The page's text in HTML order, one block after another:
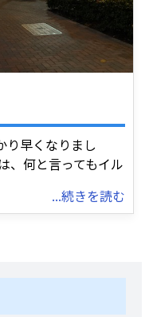
り早くなりまし
、何と言ってもイル
...続きを読む